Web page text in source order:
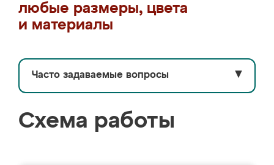
любые размеры, цвета
и материалы
Часто задаваемые вопросы ▼
Схема работы